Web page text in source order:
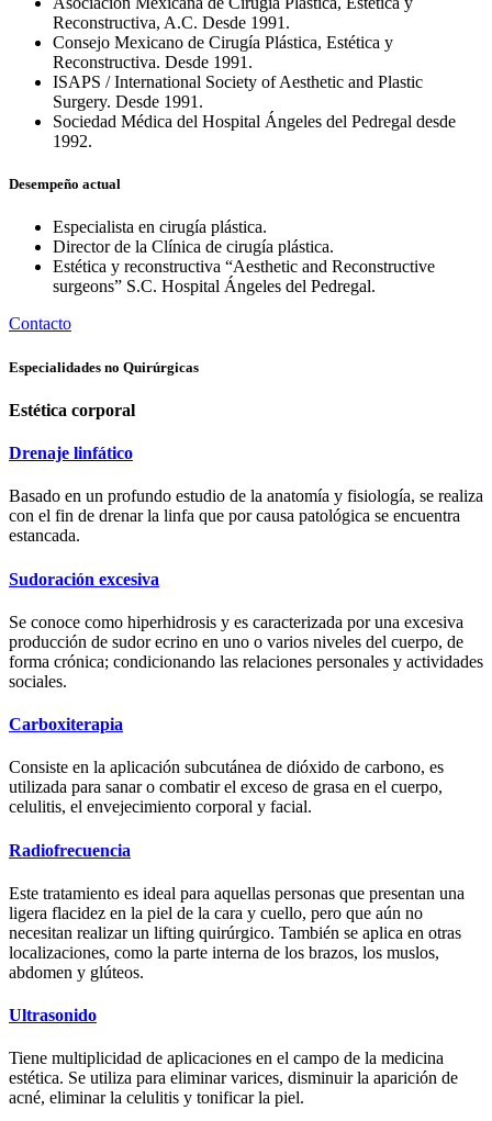
Reconstructiva, A.C. Desde 1991.
Consejo Mexicano de Cirugía Plástica, Estética y
Reconstructiva. Desde 1991.
ISAPS / International Society of Aesthetic and Plastic
Surgery. Desde 1991.
Sociedad Médica del Hospital Ángeles del Pedregal desde
1992.
Desempeño actual
Especialista en cirugía plástica.
Director de la Clínica de cirugía plástica.
Estética y reconstructiva “Aesthetic and Reconstructive
surgeons” S.C. Hospital Ángeles del Pedregal.
Contacto
Especialidades no Quirúrgicas
Estética corporal
Drenaje linfático
Basado en un profundo estudio de la anatomía y fisiología, se realiza
con el fin de drenar la linfa que por causa patológica se encuentra
estancada.
Sudoración excesiva
Se conoce como hiperhidrosis y es caracterizada por una excesiva
producción de sudor ecrino en uno o varios niveles del cuerpo, de
forma crónica; condicionando las relaciones personales y actividades
sociales.
Carboxiterapia
Consiste en la aplicación subcutánea de dióxido de carbono, es
utilizada para sanar o combatir el exceso de grasa en el cuerpo,
celulitis, el envejecimiento corporal y facial.
Radiofrecuencia
Este tratamiento es ideal para aquellas personas que presentan una
ligera flacidez en la piel de la cara y cuello, pero que aún no
necesitan realizar un lifting quirúrgico. También se aplica en otras
localizaciones, como la parte interna de los brazos, los muslos,
abdomen y glúteos.
Ultrasonido
Tiene multiplicidad de aplicaciones en el campo de la medicina
estética. Se utiliza para eliminar varices, disminuir la aparición de
acné, eliminar la celulitis y tonificar la piel.